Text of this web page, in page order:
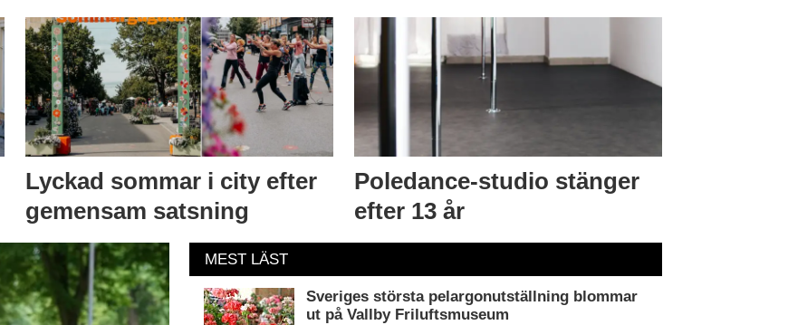
Lyckad sommar i city efter
gemensam satsning
Poledance-studio stänger
efter 13 år
MEST LÄST
Sveriges största pelargonutställning blommar
ut på Vallby Friluftsmuseum